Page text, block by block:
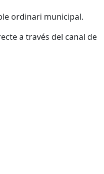
ordinari municipal.
a través del canal de